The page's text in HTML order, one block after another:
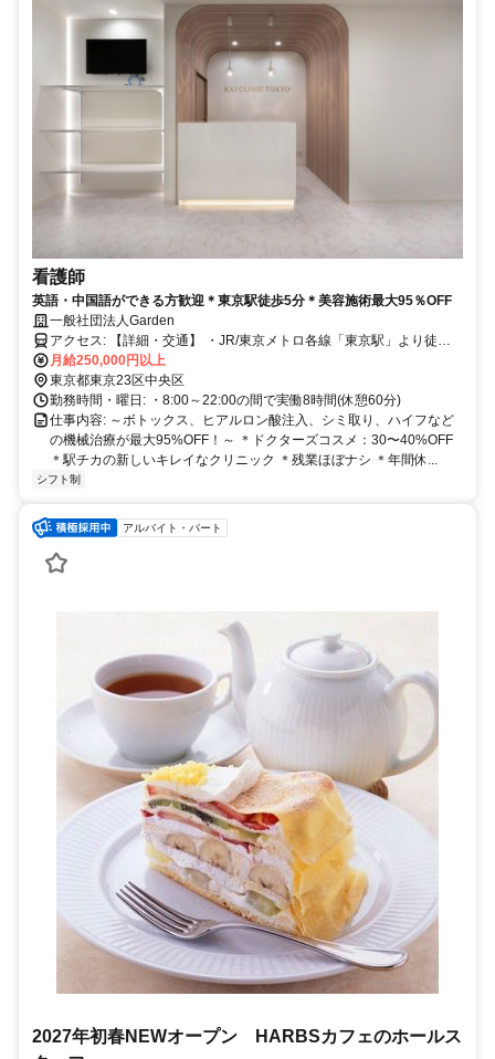
看護師
英語・中国語ができる方歓迎＊東京駅徒歩5分＊美容施術最大95％OFF
一般社団法人Garden
アクセス: 【詳細・交通】 ・JR/東京メトロ各線「東京駅」より徒歩5
分 ・東京メトロ銀座線・東西線「日本橋駅」から徒歩で3分 ・東京メ
トロ半蔵門線「三越前駅」から徒歩で5分
月給250,000円以上
東京都東京23区中央区
勤務時間・曜日: ・8:00～22:00の間で実働8時間(休憩60分)
仕事内容: ～ボトックス、ヒアルロン酸注入、シミ取り、ハイフなど
の機械治療が最大95%OFF！～ ＊ドクターズコスメ：30〜40%OFF
＊駅チカの新しいキレイなクリニック ＊残業ほぼナシ ＊年間休...
シフト制
アルバイト・パート
2027年初春NEWオープン HARBSカフェのホールス